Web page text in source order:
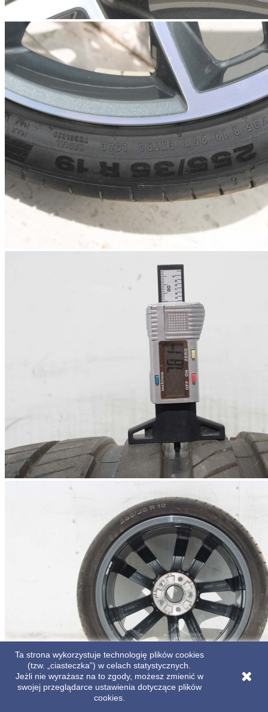
Ta strona wykorzystuje technologię plików cookies
(tzw. „ciasteczka”) w celach statystycznych.
Jeżli nie wyrażasz na to zgody, możesz zmienić w
swojej przeglądarce ustawienia dotyczące plików
cookies.